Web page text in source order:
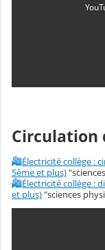
Circulation
Électricité collège :
5ème et plus)
Électricité collège :
et plus)"sciences